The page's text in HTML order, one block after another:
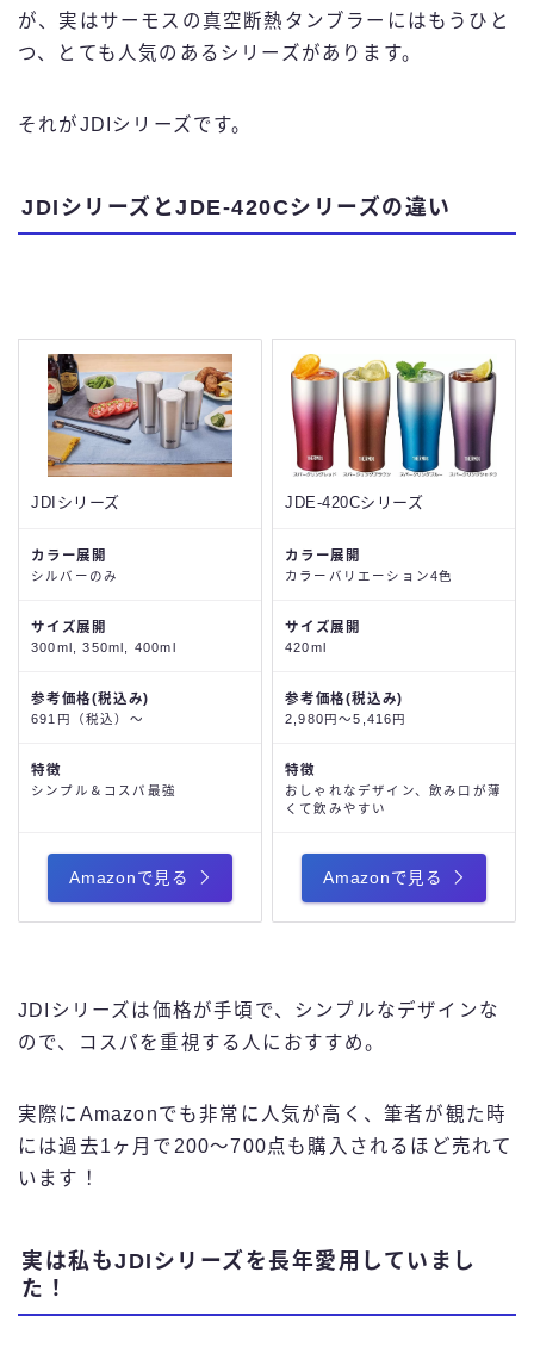
が、実はサーモスの真空断熱タンブラーにはもうひと
つ、とても人気のあるシリーズがあります。
それがJDIシリーズです。
JDIシリーズとJDE-420Cシリーズの違い
JDIシリーズ
カラー展開
シルバーのみ
サイズ展開
300ml, 350ml, 400ml
参考価格(税込み)
691円（税込）～
特徴
シンプル＆コスパ最強
Amazonで見る
JDE-420Cシリーズ
カラー展開
カラーバリエーション4色
サイズ展開
420ml
参考価格(税込み)
2,980円～5,416円
特徴
おしゃれなデザイン、飲み口が薄
くて飲みやすい
Amazonで見る
JDIシリーズは価格が手頃で、シンプルなデザインな
ので、コスパを重視する人におすすめ。
実際にAmazonでも非常に人気が高く、筆者が観た時
には過去1ヶ月で200～700点も購入されるほど売れて
います！
実は私もJDIシリーズを長年愛用していまし
た！